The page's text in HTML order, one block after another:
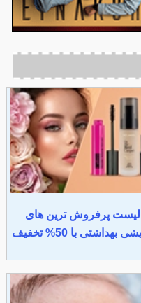
لیست پرفروش ترین های
بهداشتی با 50% تخفیف